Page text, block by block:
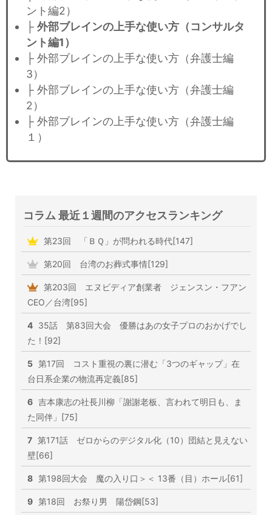
ント編2）
├ 外部ブレインの上手な使い方（コンサルタ
ント編1）
├ 外部ブレインの上手な使い方（弁護士編
3）
├ 外部ブレインの上手な使い方（弁護士編
2）
├ 外部ブレインの上手な使い方（弁護士編
１）
コラム 最近１週間のアクセスランキング
第23回 「ＢＱ」が問われる時代[147]
第20回 台湾のお葬式事情[129]
第203回 エヌビディア創業者 ジェンスン・フアン
CEO／台湾[95]
4 35話 第83回大会 優勝はあの女子プロのおかげでし
た！[92]
5 第17回 コスト重視の裏に潜む「3つのギャップ」在
台日系企業の物流再定義[85]
6 吉本康志の社長川柳「謝謝老板、言われて明日も、ま
た同伴」[75]
7 第171話 ゼロからのデジタル化（10）団結と見えない
壁[66]
8 第198回大会 魔の入り口＞＜ 13番（目）ホール[61]
9 第18回 お祭り男 陽岱鋼[53]